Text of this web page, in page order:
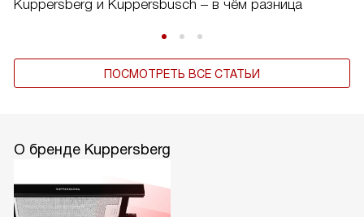
Kuppersberg и Kuppersbusch – в чём разница
ПОСМОТРЕТЬ ВСЕ СТАТЬИ
О бренде Kuppersberg